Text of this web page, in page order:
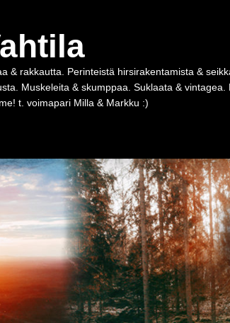
& rakkautta. Perinteistä hirsirakentamista &
Muskeleita & skumppaa. Suklaata &
t. voimapari Milla & Markku :)